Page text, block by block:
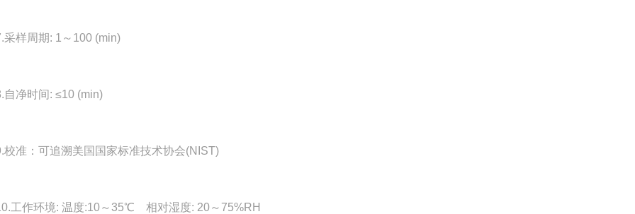
周期: 1～100 (min)
时间: ≤10 (min)
：可追溯美国国家标准技术协会(NIST)
作环境: 温度:10～35℃ 相对湿度: 20～75%RH